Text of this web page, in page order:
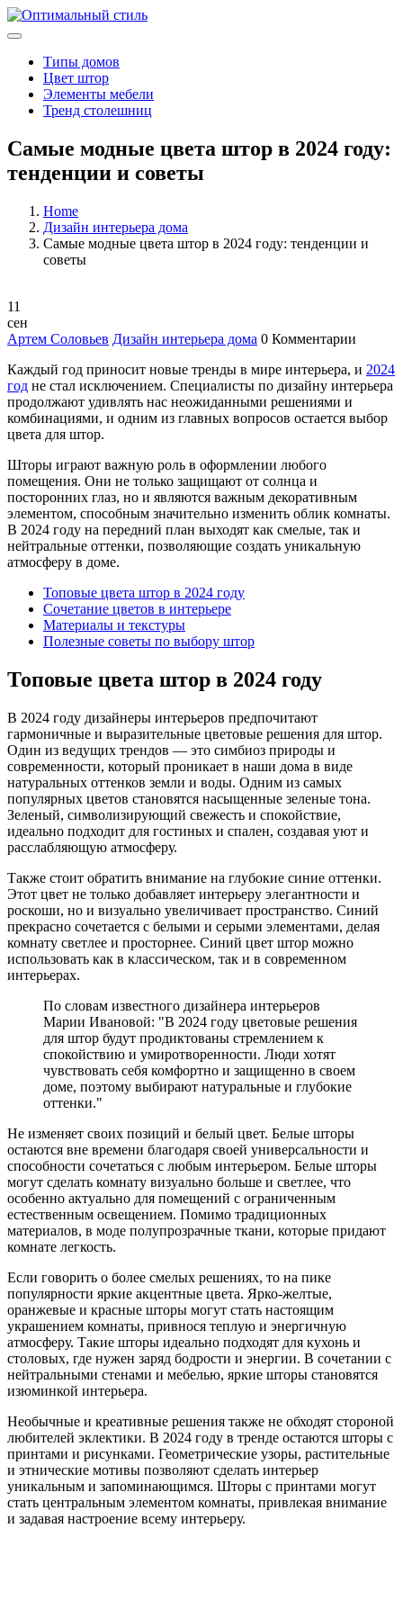
Типы домов
Цвет штор
Элементы мебели
Тренд столешниц
Самые модные цвета штор в 2024 году:
тенденции и советы
Home
Дизайн интерьера дома
Самые модные цвета штор в 2024 году: тенденции и
советы
11
сен
Артем Соловьев Дизайн интерьера дома 0 Комментарии
Каждый год приносит новые тренды в мире интерьера, и 2024
год не стал исключением. Специалисты по дизайну интерьера
продолжают удивлять нас неожиданными решениями и
комбинациями, и одним из главных вопросов остается выбор
цвета для штор.
Шторы играют важную роль в оформлении любого
помещения. Они не только защищают от солнца и
посторонних глаз, но и являются важным декоративным
элементом, способным значительно изменить облик комнаты.
В 2024 году на передний план выходят как смелые, так и
нейтральные оттенки, позволяющие создать уникальную
атмосферу в доме.
Топовые цвета штор в 2024 году
Сочетание цветов в интерьере
Материалы и текстуры
Полезные советы по выбору штор
Топовые цвета штор в 2024 году
В 2024 году дизайнеры интерьеров предпочитают
гармоничные и выразительные цветовые решения для штор.
Один из ведущих трендов — это симбиоз природы и
современности, который проникает в наши дома в виде
натуральных оттенков земли и воды. Одним из самых
популярных цветов становятся насыщенные зеленые тона.
Зеленый, символизирующий свежесть и спокойствие,
идеально подходит для гостиных и спален, создавая уют и
расслабляющую атмосферу.
Также стоит обратить внимание на глубокие синие оттенки.
Этот цвет не только добавляет интерьеру элегантности и
роскоши, но и визуально увеличивает пространство. Синий
прекрасно сочетается с белыми и серыми элементами, делая
комнату светлее и просторнее. Синий цвет штор можно
использовать как в классическом, так и в современном
интерьерах.
По словам известного дизайнера интерьеров
Марии Ивановой: "В 2024 году цветовые решения
для штор будут продиктованы стремлением к
спокойствию и умиротворенности. Люди хотят
чувствовать себя комфортно и защищенно в своем
доме, поэтому выбирают натуральные и глубокие
оттенки."
Не изменяет своих позиций и белый цвет. Белые шторы
остаются вне времени благодаря своей универсальности и
способности сочетаться с любым интерьером. Белые шторы
могут сделать комнату визуально больше и светлее, что
особенно актуально для помещений с ограниченным
естественным освещением. Помимо традиционных
материалов, в моде полупрозрачные ткани, которые придают
комнате легкость.
Если говорить о более смелых решениях, то на пике
популярности яркие акцентные цвета. Ярко-желтые,
оранжевые и красные шторы могут стать настоящим
украшением комнаты, привнося теплую и энергичную
атмосферу. Такие шторы идеально подходят для кухонь и
столовых, где нужен заряд бодрости и энергии. В сочетании с
нейтральными стенами и мебелью, яркие шторы становятся
изюминкой интерьера.
Необычные и креативные решения также не обходят стороной
любителей эклектики. В 2024 году в тренде остаются шторы с
принтами и рисунками. Геометрические узоры, растительные
и этнические мотивы позволяют сделать интерьер
уникальным и запоминающимся. Шторы с принтами могут
стать центральным элементом комнаты, привлекая внимание
и задавая настроение всему интерьеру.